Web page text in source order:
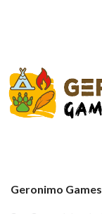
Geronimo Games